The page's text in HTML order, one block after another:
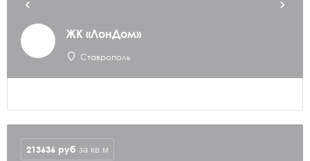
ЖК «ЛонДом»
Ставрополь
213636 руб за кв.м